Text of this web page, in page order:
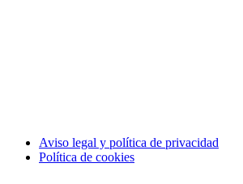
Aviso legal y política de privacidad
Política de cookies